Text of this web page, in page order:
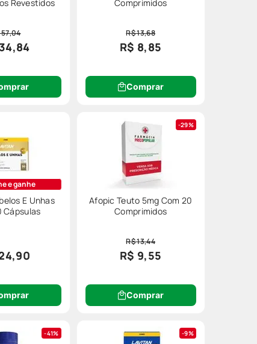
na absorção das vitaminas
excessivo pode causar efeitos
Revestidos
57,04
Comprimidos
R$ 13,68
R$ 8,85
Comprar
e ganhe
E Unhas
Cápsulas
29%
Afopic Teuto 5mg Com 20
Comprimidos
R$ 13,44
R$ 9,55
Comprar
41% 9%